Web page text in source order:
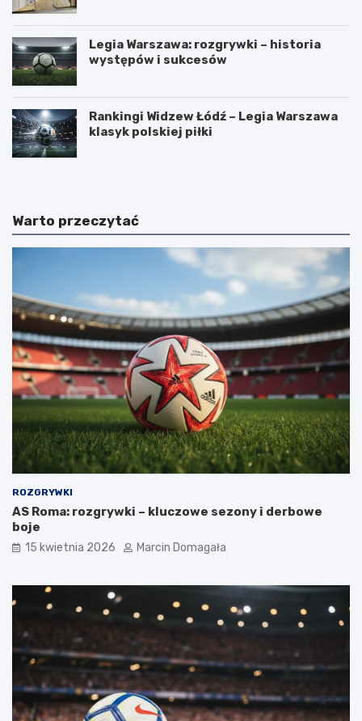
Legia Warszawa: rozgrywki – historia
występów i sukcesów
Rankingi Widzew Łódź – Legia Warszawa
klasyk polskiej piłki
Warto przeczytać
ROZGRYWKI
AS Roma: rozgrywki – kluczowe sezony i derbowe
boje
15 kwietnia 2026 Marcin Domagała